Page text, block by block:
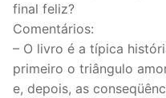
final feliz?
Comentários:
– O livro é a típica
primeiro o triângulo
e, depois, as